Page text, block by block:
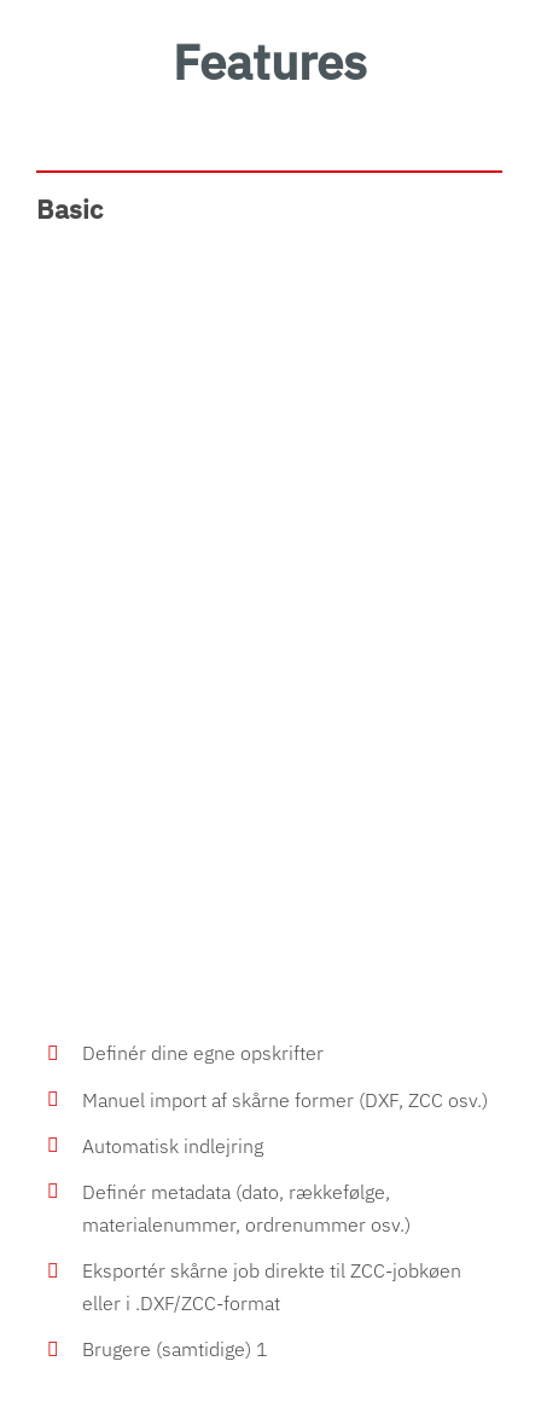
Features
Basic
Definér dine egne opskrifter
Manuel import af skårne former (DXF, ZCC osv.)
Automatisk indlejring
Definér metadata (dato, rækkefølge,
materialenummer, ordrenummer osv.)
Eksportér skårne job direkte til ZCC-jobkøen
eller i .DXF/ZCC-format
Brugere (samtidige) 1